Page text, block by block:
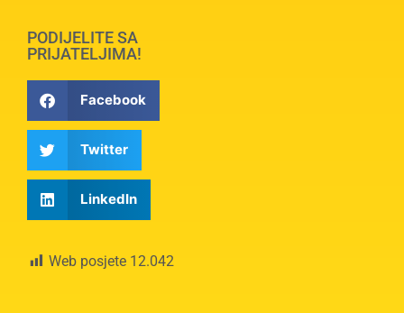
PODIJELITE SA
PRIJATELJIMA!
Facebook
Twitter
LinkedIn
Web posjete 12.042